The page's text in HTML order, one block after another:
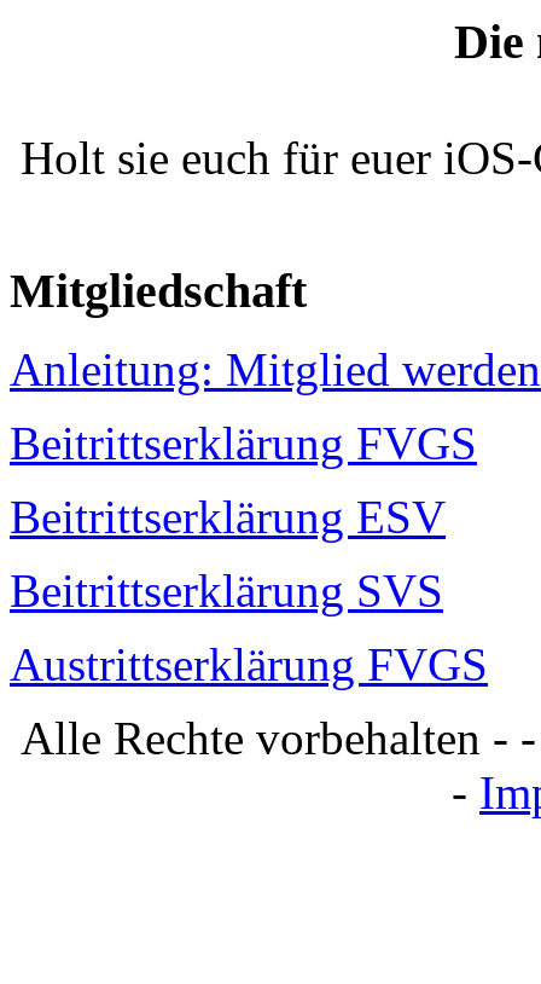
Die
Holt sie euch für euer
Mitgliedschaft
Anleitung: Mitglied werden
Beitrittserklärung FVGS
Beitrittserklärung ESV
Beitrittserklärung SVS
Austrittserklärung FVGS
Alle Rechte vorbehalten -
-